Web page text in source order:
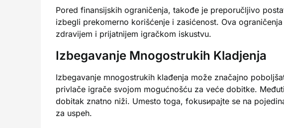
Pored finansijskih ograničenja, takođe je preporučljivo
izbegli prekomerno korišćenje i zasićenost. Ova
zdravijem i prijatnijem igračkom iskustvu.
Izbegavanje Mnogostrukih Kladjenja
Izbegavanje mnogostrukih klađenja može značajno
privlače igrače svojom mogućnošću za veće dobitke.
dobitak znatno niži. Umesto toga, fokusираjte se na
za uspeh.